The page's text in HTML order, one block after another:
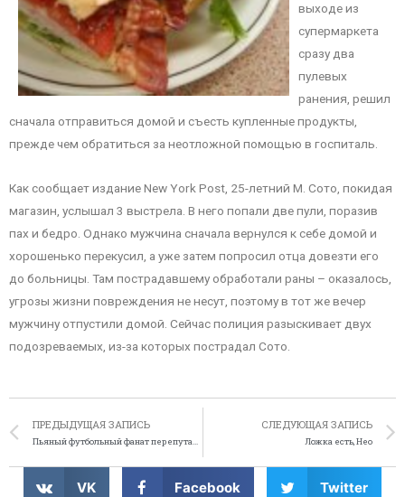
выходе из
супермаркета
сразу два
пулевых
ранения, решил
сначала отправиться домой и съесть купленные продукты,
прежде чем обратиться за неотложной помощью в госпиталь.
Как сообщает издание New York Post, 25-летний М. Сото, покидая
магазин, услышал 3 выстрела. В него попали две пули, поразив
пах и бедро. Однако мужчина сначала вернулся к себе домой и
хорошенько перекусил, а уже затем попросил отца довезти его
до больницы. Там пострадавшему обработали раны – оказалось,
угрозы жизни повреждения не несут, поэтому в тот же вечер
мужчину отпустили домой. Сейчас полиция разыскивает двух
подозреваемых, из-за которых пострадал Сото.
ПРЕДЫДУЩАЯ ЗАПИСЬ
Пьяный футбольный фанат перепутал полицейскую станцию с домом
СЛЕДУЮЩАЯ ЗАПИСЬ
Ложка есть, Нео
VK Facebook Twitter